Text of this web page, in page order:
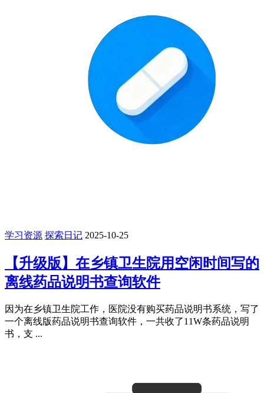
学习资源 探索日记 2025-10-25
【升级版】在乡镇卫生院用空闲时间写的
离线药品说明书查询软件
因为在乡镇卫生院工作，医院没有购买药品说明书系统，写了
一个离线版药品说明书查询软件，一共收了11W条药品说明
书，支 ...